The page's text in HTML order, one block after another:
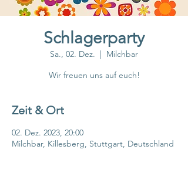
Schlagerparty
Sa., 02. Dez.
  |
Milchbar
Wir freuen uns auf euch!
Zeit & Ort
02. Dez. 2023, 20:00
Milchbar, Killesberg, Stuttgart, Deutschland